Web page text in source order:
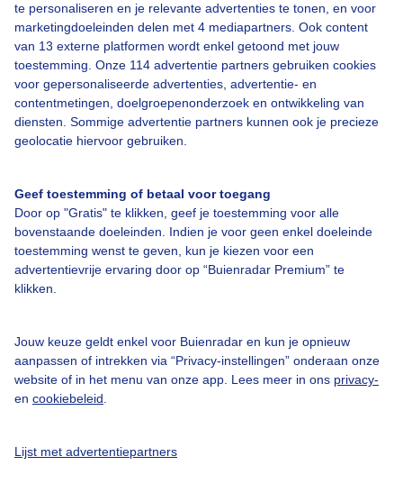
te personaliseren en je relevante advertenties te tonen, en voor
marketingdoeleinden delen met 4 mediapartners. Ook content
van 13 externe platformen wordt enkel getoond met jouw
toestemming. Onze 114 advertentie partners gebruiken cookies
voor gepersonaliseerde advertenties, advertentie- en
contentmetingen, doelgroepenonderzoek en ontwikkeling van
diensten. Sommige advertentie partners kunnen ook je precieze
geolocatie hiervoor gebruiken.
Geef toestemming of betaal voor toegang
Door op "Gratis" te klikken, geef je toestemming voor alle
bovenstaande doeleinden. Indien je voor geen enkel doeleinde
toestemming wenst te geven, kun je kiezen voor een
advertentievrije ervaring door op “Buienradar Premium” te
klikken.
Jouw keuze geldt enkel voor Buienradar en kun je opnieuw
aanpassen of intrekken via “Privacy-instellingen” onderaan onze
website of in het menu van onze app. Lees meer in ons privacy-
en cookiebeleid
Lijst met advertentiepartners
Over Buienradar
Veelgestelde vragen
Contact
Toegankelijkheid
Buienradar Team
Privacy beleid
Privacy instellingen